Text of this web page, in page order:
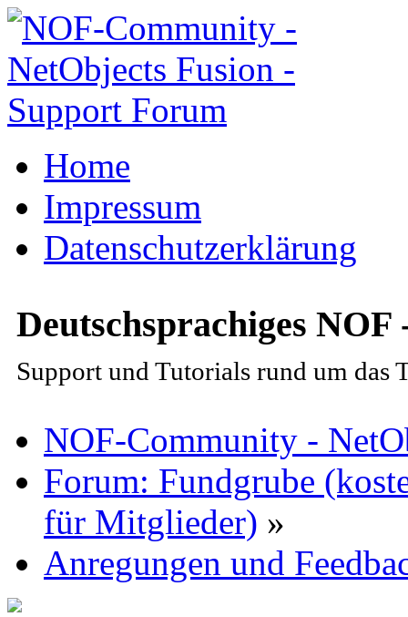
Home
Impressum
Datenschutzerklärung
Deutschsprachiges NOF
Support und Tutorials rund um das
NOF-Community -
Forum: Fundgrube
für Mitglieder) »
Anregungen und